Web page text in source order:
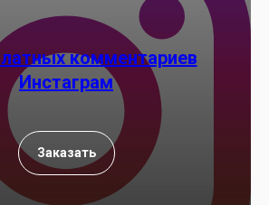
комментариев
Инстаграм
Заказать